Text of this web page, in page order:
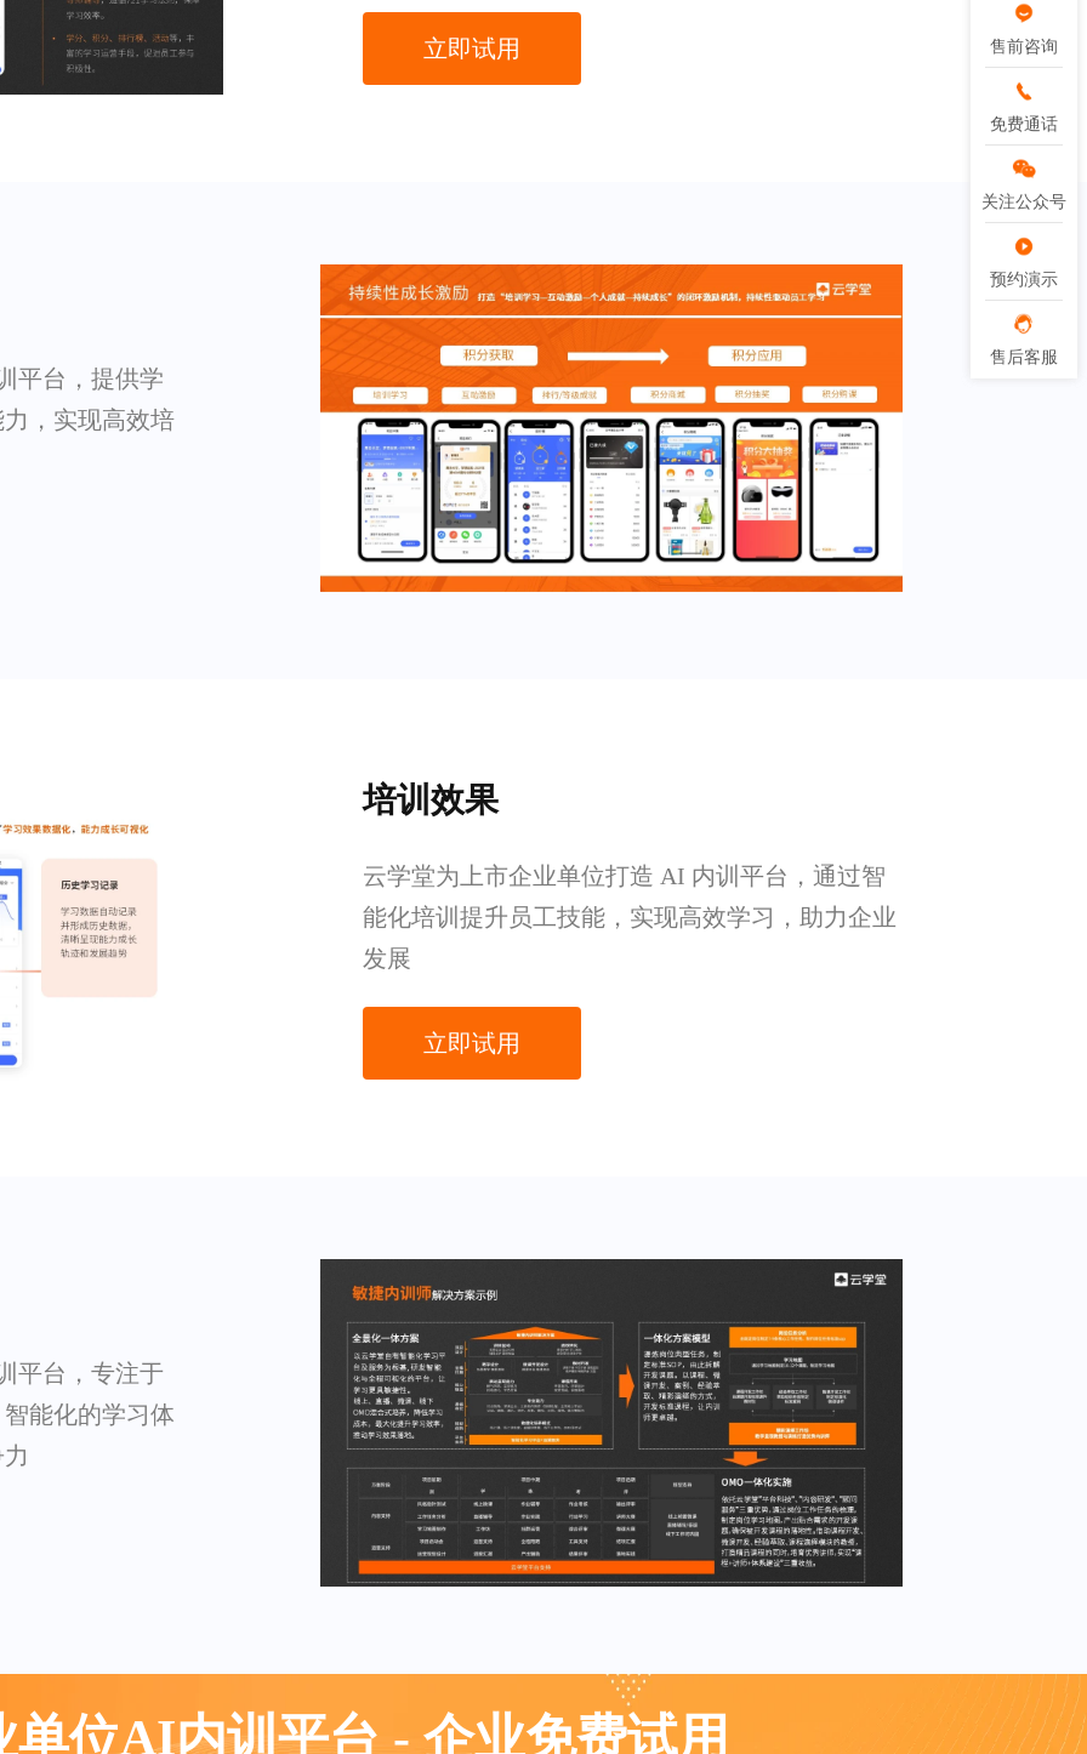
售前咨询
免费通话
关注公众号
预约演示
售后客服
立即试用
平台，提供学
，实现高效培
培训效果
云学堂为上市企业单位打造 AI 内训平台，通过智
能化培训提升员工技能，实现高效学习，助力企业
发展
立即试用
平台，专注于
能化的学习体
单位AI内训平台 - 企业免费试用
售前咨询
免费通话
关注公众号
预约演示
售后客服